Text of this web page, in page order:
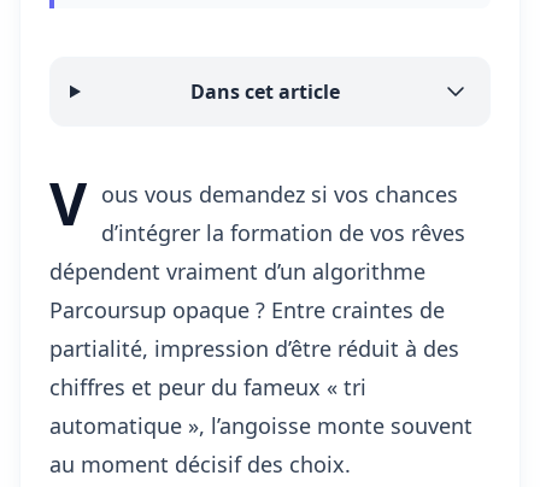
Dans cet article
V ous vous demandez si vos chances
d’intégrer la formation de vos rêves
dépendent vraiment d’un algorithme
Parcoursup opaque ? Entre craintes de
partialité, impression d’être réduit à des
chiffres et peur du fameux « tri
automatique », l’angoisse monte souvent
au moment décisif des choix.